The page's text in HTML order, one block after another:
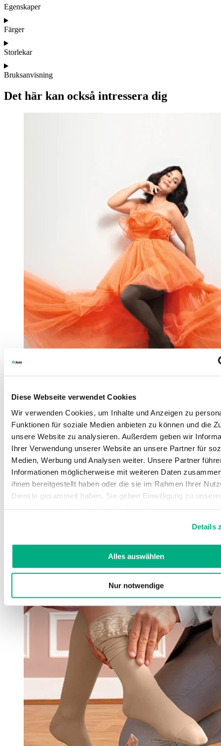
Diese Webseite verwendet Cookies
Wir verwenden Cookies, um Inhalte und Anzeigen zu
Funktionen für soziale Medien anbieten zu können und die
unsere Website zu analysieren. Außerdem geben wir
Ihrer Verwendung unserer Website an unsere Partner für
Medien, Werbung und Analysen weiter. Unsere Partner
Informationen möglicherweise mit weiteren Daten
ihnen bereitgestellt haben oder die sie im Rahmen Ihrer
Dienste gesammelt haben. Sie geben Einwilligung zu
Details
Alles auswählen
Nur notwendige
Egenskaper
Färger
Storlekar
Bruksanvisning
Det här kan också intressera dig
Juzo Inspiration
Jag vill ha snygga ben
Learn more